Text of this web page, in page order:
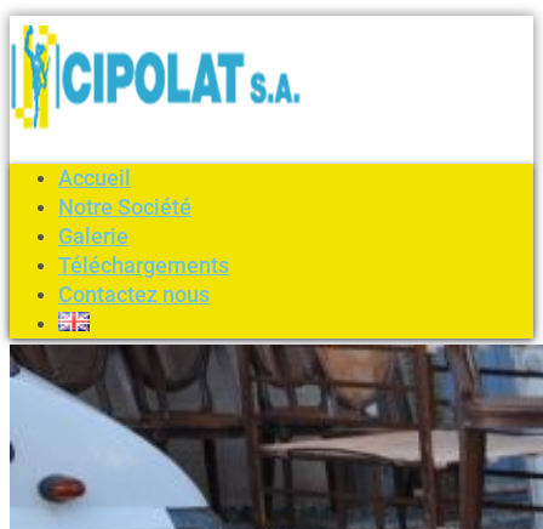
Accueil
Notre Société
Galerie
Téléchargements
Contactez nous